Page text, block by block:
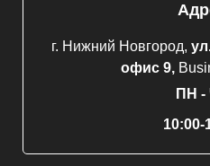
г. Нижний Новгород,
офис 9,
ПН -
10:00-